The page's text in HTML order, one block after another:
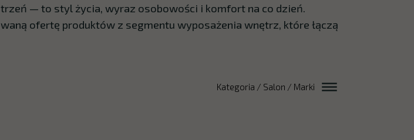
— to styl życia, wyraz osobowości i komfort na co dzień.
ofertę produktów z segmentu wyposażenia wnętrz, które łączą
Kategoria / Salon / Marki